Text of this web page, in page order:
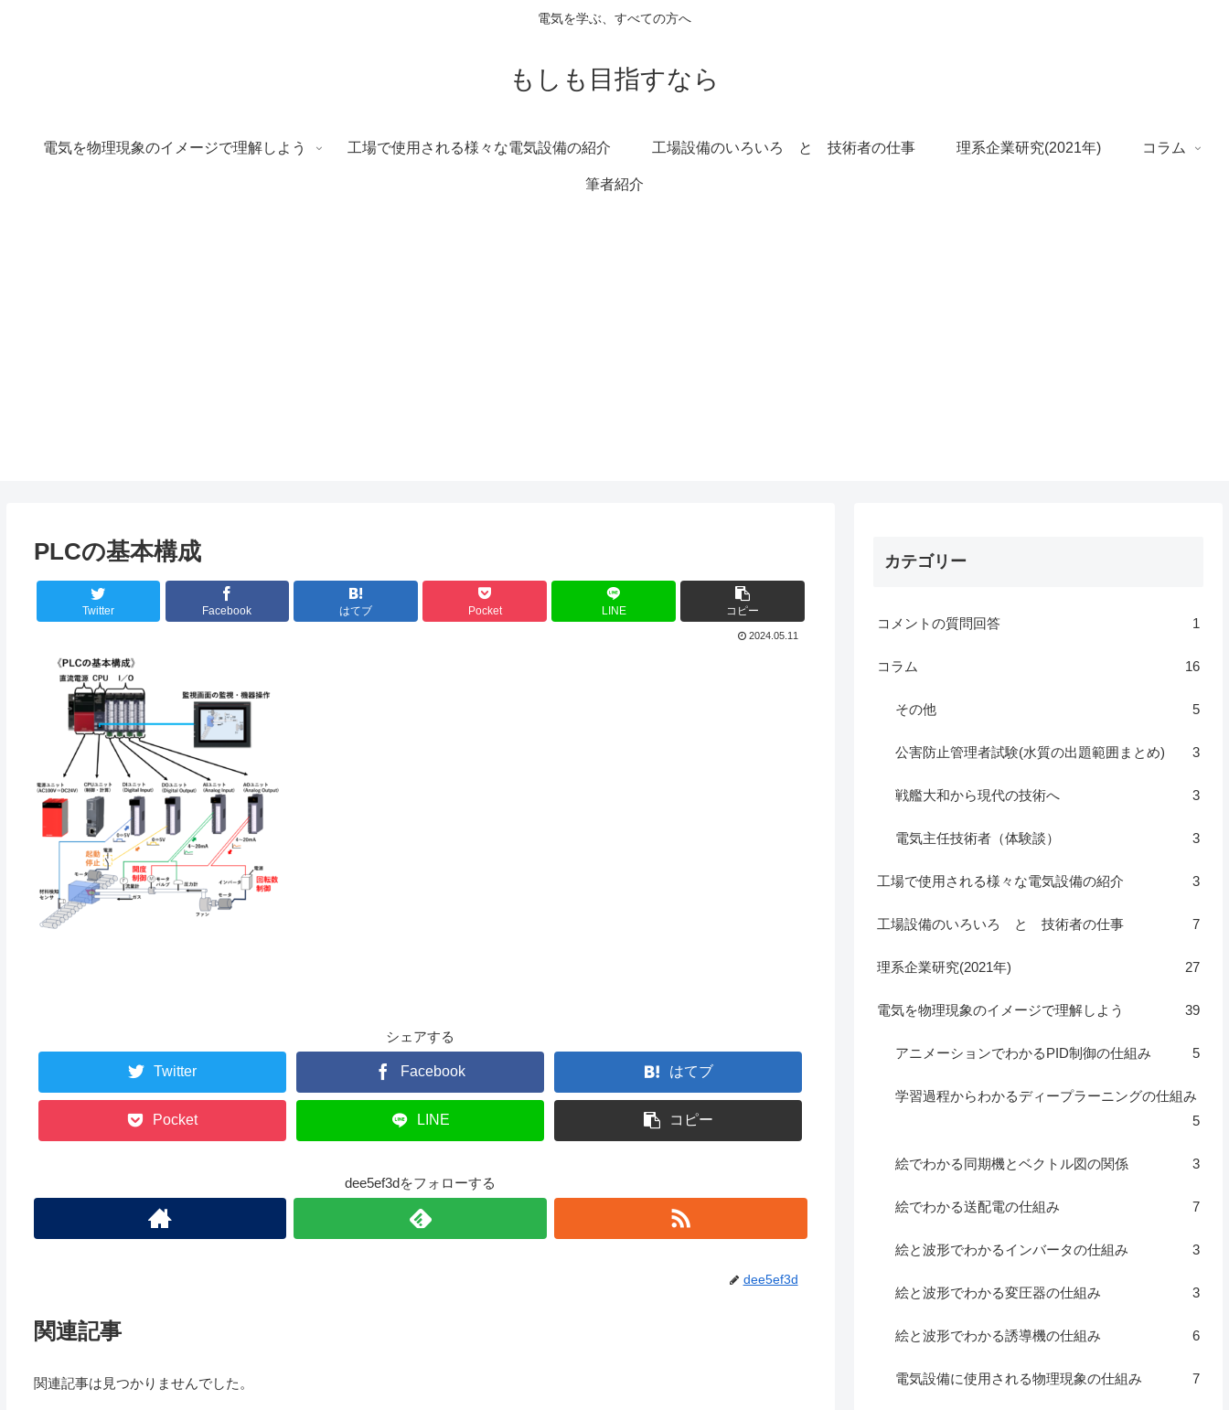
電気を学ぶ、すべての方へ
もしも目指すなら
電気を物理現象のイメージで理解しよう 工場で使用される様々な電気設備の紹介 工場設備のいろいろ と 技術者の仕事 理系企業研究(2021年) コラム
筆者紹介
PLCの基本構成
Twitter Facebook はてブ Pocket LINE コピー
2024.05.11
シェアする
Twitter Facebook はてブ
Pocket LINE コピー
dee5ef3dをフォローする
dee5ef3d
関連記事
関連記事は見つかりませんでした。
カテゴリー
コメントの質問回答 1
コラム 16
その他 5
公害防止管理者試験(水質の出題範囲まとめ) 3
戦艦大和から現代の技術へ 3
電気主任技術者（体験談） 3
工場で使用される様々な電気設備の紹介 3
工場設備のいろいろ と 技術者の仕事 7
理系企業研究(2021年) 27
電気を物理現象のイメージで理解しよう 39
アニメーションでわかるPID制御の仕組み 5
学習過程からわかるディープラーニングの仕組み
5
絵でわかる同期機とベクトル図の関係 3
絵でわかる送配電の仕組み 7
絵と波形でわかるインバータの仕組み 3
絵と波形でわかる変圧器の仕組み 3
絵と波形でわかる誘導機の仕組み 6
電気設備に使用される物理現象の仕組み 7